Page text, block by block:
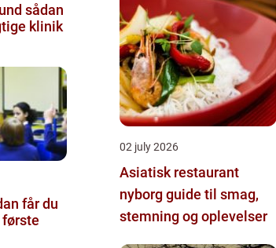
klinik
02 july 2026
Asiatisk restaurant
nyborg guide til smag,
stemning og oplevelser